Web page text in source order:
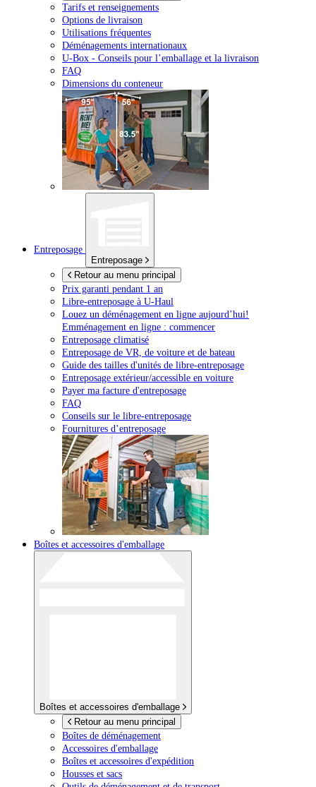
Tarifs et renseignements
Options de livraison
Utilisations fréquentes
Déménagements internationaux
U-Box - Conseils pour l’emballage et la livraison
FAQ
Dimensions du conteneur
Entreposage
Entreposage
Retour au menu principal
Prix garanti pendant 1 an
Libre-entreposage à U-Haul
Louez un déménagement en ligne aujourd’hui!
Emménagement en ligne : commencer
Entreposage climatisé
Entreposage de VR, de voiture et de bateau
Guide des tailles d'unités de libre-entreposage
Entreposage extérieur/accessible en voiture
Payer ma facture d'entreposage
FAQ
Conseils sur le libre-entreposage
Fournitures d’entreposage
Boîtes et accessoires d'emballage
Boîtes et accessoires d'emballage
Retour au menu principal
Boîtes de déménagement
Accessoires d'emballage
Boîtes et accessoires d'expédition
Housses et sacs